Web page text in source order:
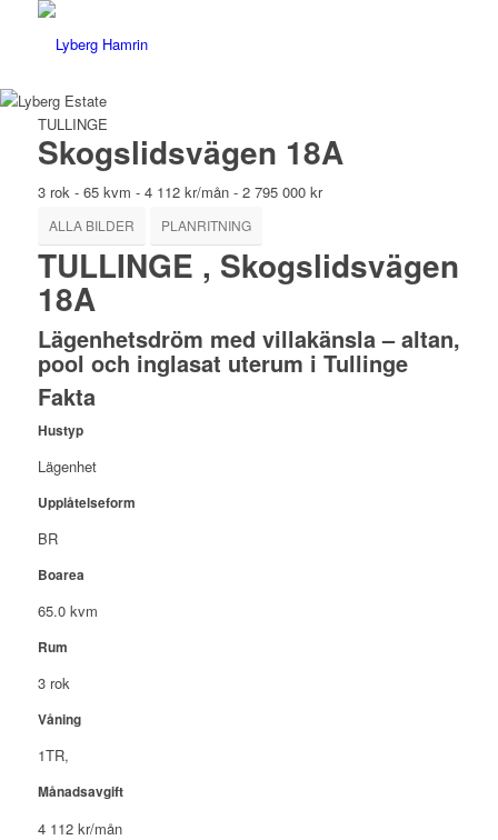
TULLINGE
Skogslidsvägen 18A
3 rok- 65 kvm - 4 112 kr/mån- 2 795 000 kr
ALLA BILDER PLANRITNING
TULLINGE , Skogslidsvägen
18A
Lägenhetsdröm med villakänsla – altan,
pool och inglasat uterum i Tullinge
Fakta
Hustyp
Lägenhet
Upplåtelseform
BR
Boarea
65.0 kvm
Rum
3 rok
Våning
1TR,
Månadsavgift
4 112 kr/mån